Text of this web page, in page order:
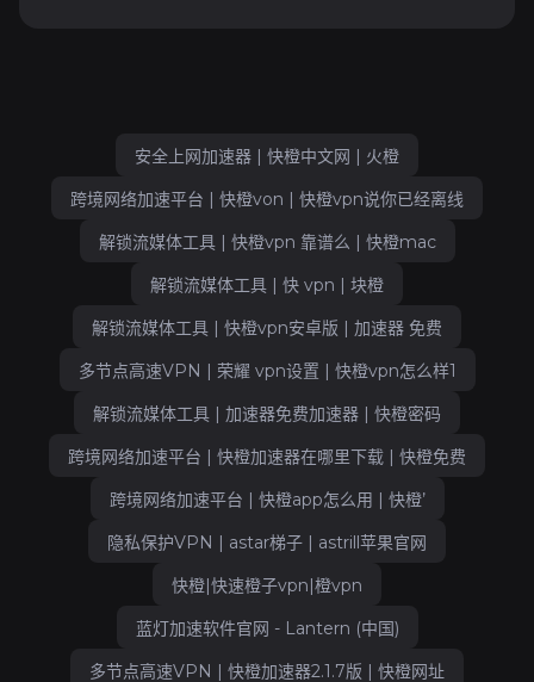
安全上网加速器 | 快橙中文网 | 火橙
跨境网络加速平台 | 快橙von | 快橙vpn说你已经离线
解锁流媒体工具 | 快橙vpn 靠谱么 | 快橙mac
解锁流媒体工具 | 快 vpn | 块橙
解锁流媒体工具 | 快橙vpn安卓版 | 加速器 免费
多节点高速VPN | 荣耀 vpn设置 | 快橙vpn怎么样1
解锁流媒体工具 | 加速器免费加速器 | 快橙密码
跨境网络加速平台 | 快橙加速器在哪里下载 | 快橙免费
跨境网络加速平台 | 快橙app怎么用 | 快橙’
隐私保护VPN | astar梯子 | astrill苹果官网
快橙|快速橙子vpn|橙vpn
蓝灯加速软件官网 - Lantern (中国)
多节点高速VPN | 快橙加速器2.1.7版 | 快橙网址